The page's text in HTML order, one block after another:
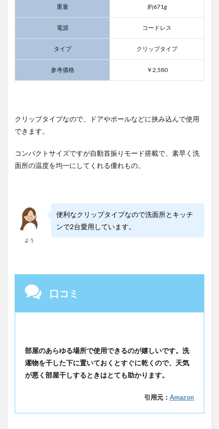
重量 約671g
電源 コードレス
タイプ クリップタイプ
参考価格 ￥2,580
クリップタイプなので、ドアやポールなどに挟み込んで使用
できます。
コンパクトサイズですが自動首振りモード搭載で、素早く洗
面所の温度を均一にしてくれる優れもの。
よう
便利なクリップタイプなので洗面所とキッチ
ンで2台愛用しています。
口コミ
部屋のあらゆる場所で使用できるのが嬉しいです。洗
濯物を干した下に置いておくとすぐに乾くので、天気
が悪く部屋干しするときはとても助かります。
引用元： Amazon